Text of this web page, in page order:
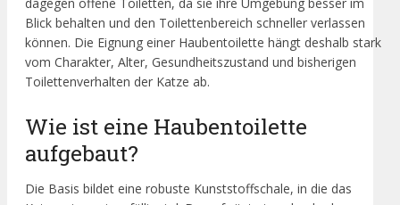
Blick behalten und den Toilettenbereich schneller verlassen
können. Die Eignung einer Haubentoilette hängt deshalb stark
vom Charakter, Alter, Gesundheitszustand und bisherigen
Toilettenverhalten der Katze ab.
Wie ist eine Haubentoilette
aufgebaut?
Die Basis bildet eine robuste Kunststoffschale, in die das